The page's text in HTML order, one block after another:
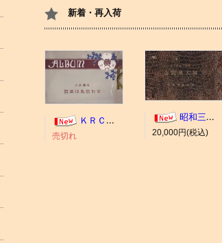
新着・再入荷
ＫＲＣ ＡＬＢＵＭ（京都競馬場写真帖）
売切れ
昭和三年十一月 御大典記念
20,000円(税込)